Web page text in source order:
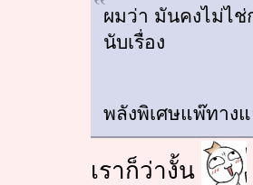
ผมว่า มันคงไม่ไช่
นับเรื่อง
พลังพิเศษแพ๊ทาง
เราก็ว่างั้น